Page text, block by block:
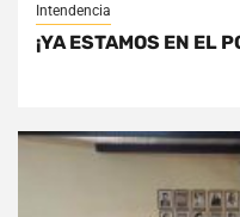
Intendencia
¡YA ESTAMOS EN EL